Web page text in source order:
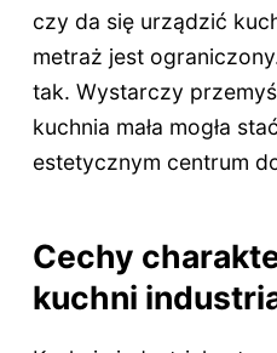
czy da się urządzić
metraż jest
tak. Wystarczy
kuchnia mała mogła
estetycznym centrum
Cechy
kuchni